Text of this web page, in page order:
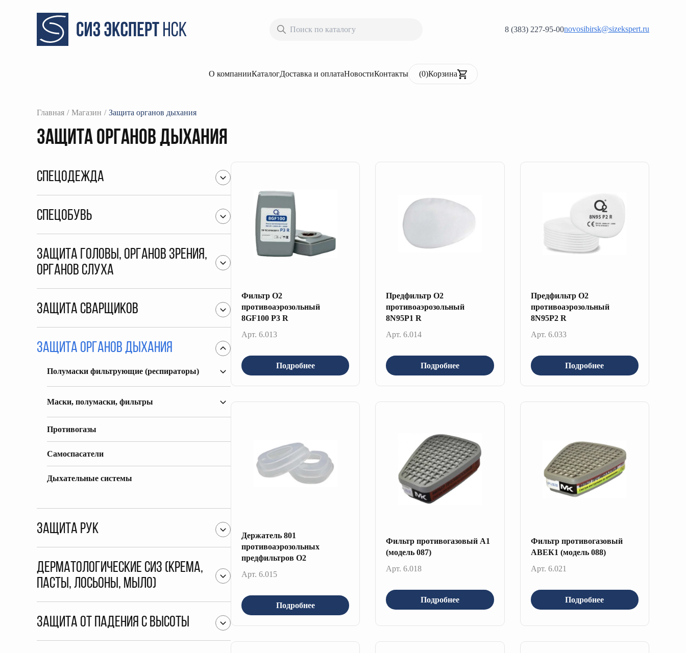
8 (383) 227-95-00novosibirsk@sizekspert.ru
О компанииКаталогДоставка и оплатаНовостиКонтакты (0)Корзина
Главная Магазин Защита органов дыхания
Защита органов дыхания
Спецодежда
Спецобувь
Защита головы, органов зрения,
органов слуха
Защита сварщиков
Защита органов дыхания
Полумаски фильтрующие (респираторы)
Маски, полумаски, фильтры
Противогазы
Самоспасатели
Дыхательные системы
Защита рук
Дерматологические СИЗ (крема,
пасты, лосьоны, мыло)
Защита от падения с высоты
Фильтр О2
противоаэрозольный
8GF100 P3 R
Арт. 6.013
Подробнее
Предфильтр О2
противоаэрозольный
8N95P1 R
Арт. 6.014
Подробнее
Предфильтр О2
противоаэрозольный
8N95P2 R
Арт. 6.033
Подробнее
Держатель 801
противоаэрозольных
предфильтров О2
Арт. 6.015
Подробнее
Фильтр противогазовый А1
(модель 087)
Арт. 6.018
Подробнее
Фильтр противогазовый
АВЕК1 (модель 088)
Арт. 6.021
Подробнее